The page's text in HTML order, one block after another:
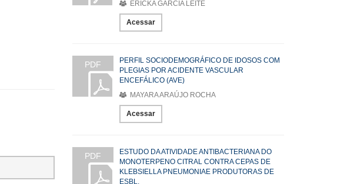
ERICKA GARCIA LEITE
Acessar
PDF
PERFIL SOCIODEMOGRÁFICO DE IDOSOS COM
PLEGIAS POR ACIDENTE VASCULAR
ENCEFÁLICO (AVE)
MAYARA ARAÚJO ROCHA
Acessar
PDF
ESTUDO DA ATIVIDADE ANTIBACTERIANA DO
MONOTERPENO CITRAL CONTRA CEPAS DE
KLEBSIELLA PNEUMONIAE PRODUTORAS DE
ESBL.